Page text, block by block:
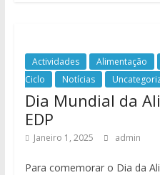
Actividades Alimentação
Ciclo
Notícias
Dia Mundial da
EDP
Janeiro 1, 2025 admin
Para comemorar o Dia da